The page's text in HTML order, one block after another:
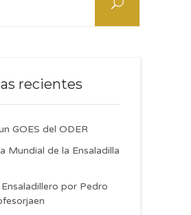
recientes
GOES del ODER
Mundial de la Ensaladilla
por Pedro